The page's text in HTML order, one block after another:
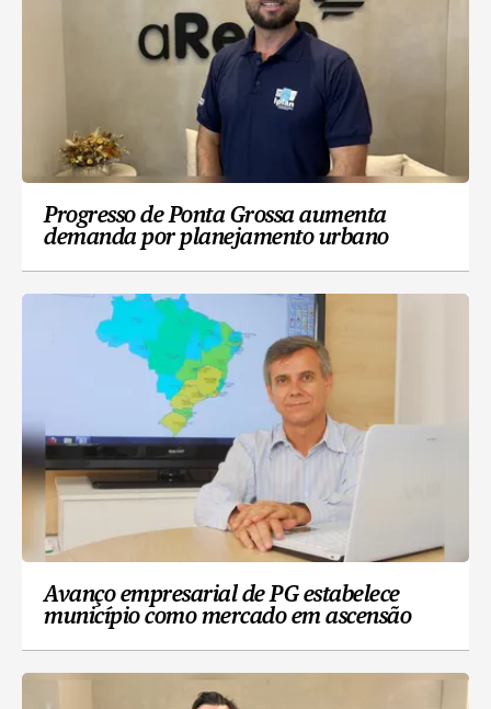
Progresso de Ponta Grossa aumenta
demanda por planejamento urbano
Avanço empresarial de PG estabelece
município como mercado em ascensão